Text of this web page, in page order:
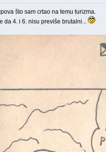
što sam crtao na temu turizma.
da 4. i 6. nisu previše brutalni...